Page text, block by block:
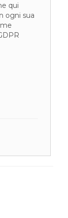
qui
ogni sua